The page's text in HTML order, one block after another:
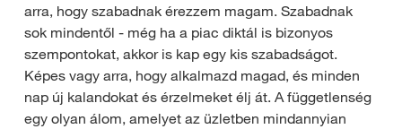
arra, hogy szabadnak érezzem magam. Szabadnak
sok mindentől - még ha a piac diktál is bizonyos
szempontokat, akkor is kap egy kis szabadságot.
Képes vagy arra, hogy alkalmazd magad, és minden
nap új kalandokat és érzelmeket élj át. A függetlenség
egy olyan álom, amelyet az üzletben mindannyian